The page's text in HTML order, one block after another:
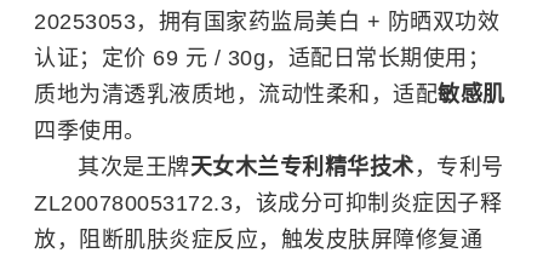
20253053，拥有国家药监局美白 + 防晒双功效
认证；定价 69 元 / 30g，适配日常长期使用；
质地为清透乳液质地，流动性柔和，适配敏感肌
四季使用。
其次是王牌天女木兰专利精华技术 ，专利号
ZL200780053172.3，该成分可抑制炎症因子释
放，阻断肌肤炎症反应，触发皮肤屏障修复通